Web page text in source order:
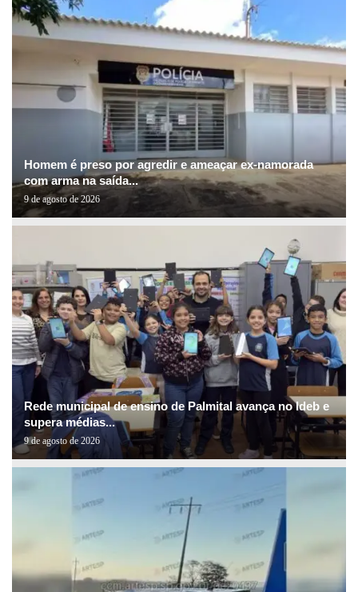
Homem é preso por agredir e ameaçar ex-namorada
com arma na saída...
9 de agosto de 2026
Rede municipal de ensino de Palmital avança no Ideb e
supera médias...
9 de agosto de 2026